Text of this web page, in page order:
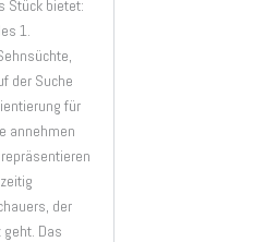
Stück bietet:
1.
der Suche
für
annehmen
der
Das